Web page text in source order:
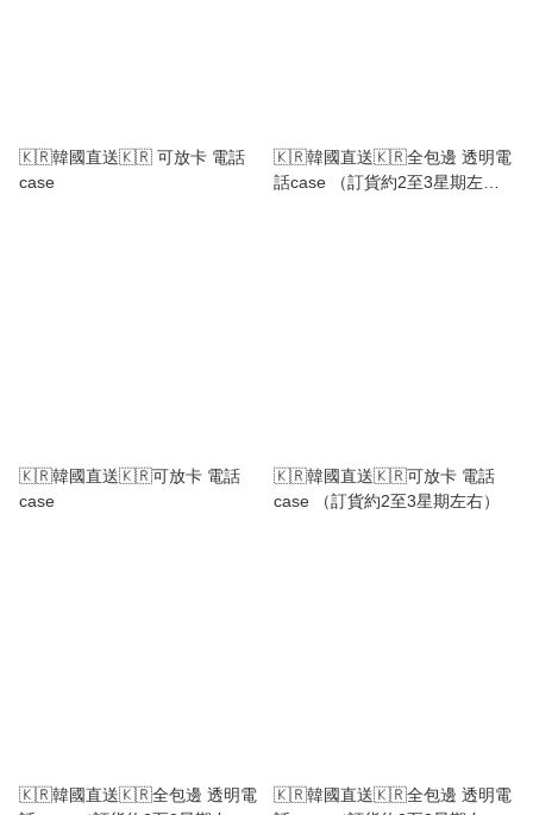
🇰🇷韓國直送🇰🇷 可放卡 電話
case
🇰🇷韓國直送🇰🇷全包邊 透明電
話case （訂貨約2至3星期左
🇰🇷韓國直送🇰🇷可放卡 電話
case
🇰🇷韓國直送🇰🇷可放卡 電話
case （訂貨約2至3星期左右）
🇰🇷韓國直送🇰🇷全包邊 透明電
🇰🇷韓國直送🇰🇷全包邊 透明電